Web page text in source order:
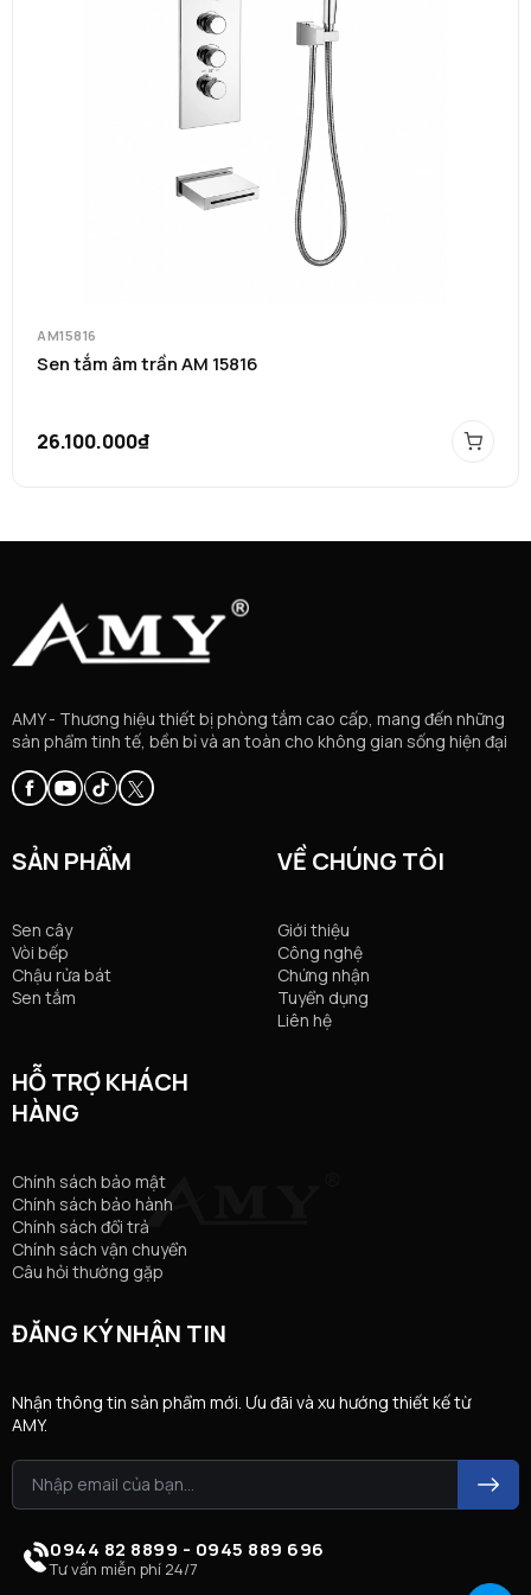
AM15816
Sen tắm âm trần AM 15816
26.100.000₫
AMY - Thương hiệu thiết bị phòng tắm cao cấp, mang đến những
sản phẩm tinh tế, bền bỉ và an toàn cho không gian sống hiện đại
SẢN PHẨM
Sen cây
Vòi bếp
Chậu rửa bát
Sen tắm
VỀ CHÚNG TÔI
Giới thiệu
Công nghệ
Chứng nhận
Tuyển dụng
Liên hệ
HỖ TRỢ KHÁCH
HÀNG
Chính sách bảo mật
Chính sách bảo hành
Chính sách đổi trả
Chính sách vận chuyển
Câu hỏi thường gặp
ĐĂNG KÝ NHẬN TIN
Nhận thông tin sản phẩm mới. Ưu đãi và xu hướng thiết kế từ
AMY.
0944 82 8899 - 0945 889 696
Tư vấn miễn phí 24/7